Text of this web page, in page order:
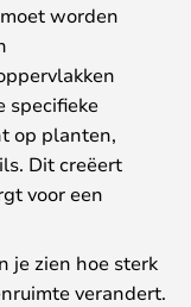
worden
specifieke
op planten,
Dit creëert
voor een
je zien hoe sterk
verandert.